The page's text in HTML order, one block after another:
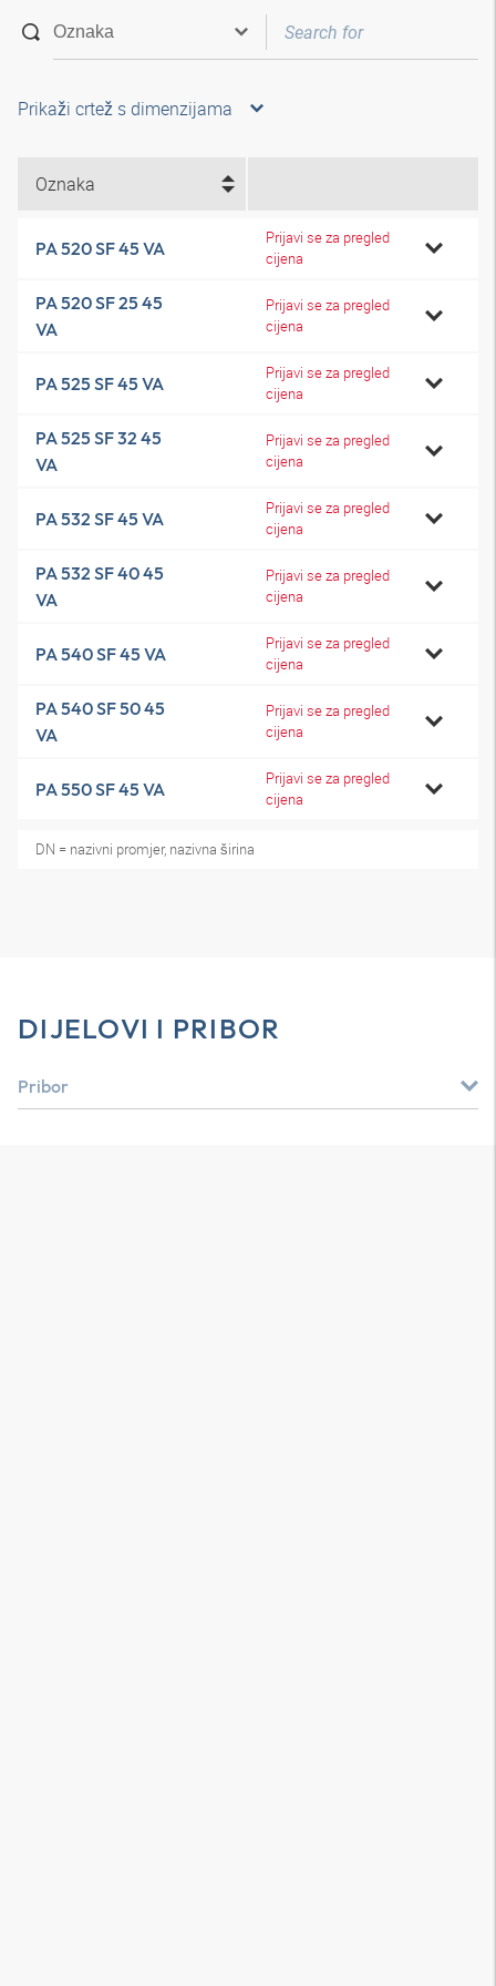
Prikaži crtež s dimenzijama
Oznaka
PA 520 SF 45 VA
Prijavi se za pregled
cijena
PA 520 SF 25 45
VA
Prijavi se za pregled
cijena
PA 525 SF 45 VA
Prijavi se za pregled
cijena
PA 525 SF 32 45
VA
Prijavi se za pregled
cijena
PA 532 SF 45 VA
Prijavi se za pregled
cijena
PA 532 SF 40 45
VA
Prijavi se za pregled
cijena
PA 540 SF 45 VA
Prijavi se za pregled
cijena
PA 540 SF 50 45
VA
Prijavi se za pregled
cijena
PA 550 SF 45 VA
Prijavi se za pregled
cijena
DN = nazivni promjer, nazivna širina
DIJELOVI I PRIBOR
Pribor